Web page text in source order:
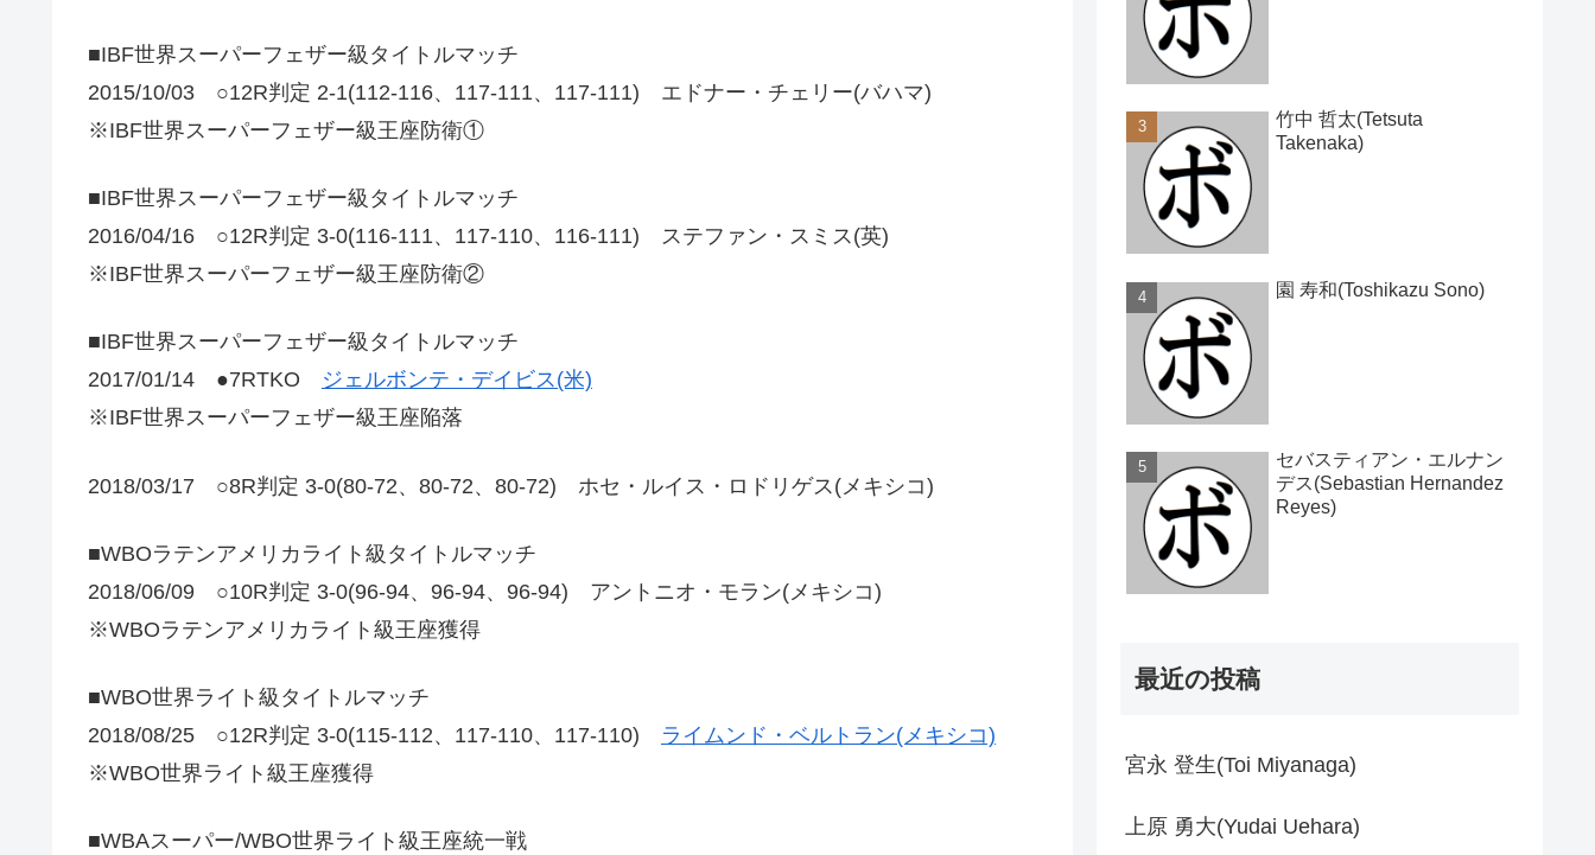
■IBF世界スーパーフェザー級タイトルマッチ
2015/10/03 ○12R判定 2-1(112-116、117-111、117-111) エドナー・チェリー(バハマ)
※IBF世界スーパーフェザー級王座防衛①
■IBF世界スーパーフェザー級タイトルマッチ
2016/04/16 ○12R判定 3-0(116-111、117-110、116-111) ステファン・スミス(英)
※IBF世界スーパーフェザー級王座防衛②
■IBF世界スーパーフェザー級タイトルマッチ
2017/01/14 ●7RTKO ジェルボンテ・デイビス(米)
※IBF世界スーパーフェザー級王座陥落
2018/03/17 ○8R判定 3-0(80-72、80-72、80-72) ホセ・ルイス・ロドリゲス(メキシコ)
■WBOラテンアメリカライト級タイトルマッチ
2018/06/09 ○10R判定 3-0(96-94、96-94、96-94) アントニオ・モラン(メキシコ)
※WBOラテンアメリカライト級王座獲得
■WBO世界ライト級タイトルマッチ
2018/08/25 ○12R判定 3-0(115-112、117-110、117-110) ライムンド・ベルトラン(メキシコ)
※WBO世界ライト級王座獲得
■WBAスーパー/WBO世界ライト級王座統一戦
竹中 哲太(Tetsuta
Takenaka)
園 寿和(Toshikazu Sono)
セバスティアン・エルナン
デス(Sebastian Hernandez
Reyes)
最近の投稿
宮永 登生(Toi Miyanaga)
上原 勇大(Yudai Uehara)